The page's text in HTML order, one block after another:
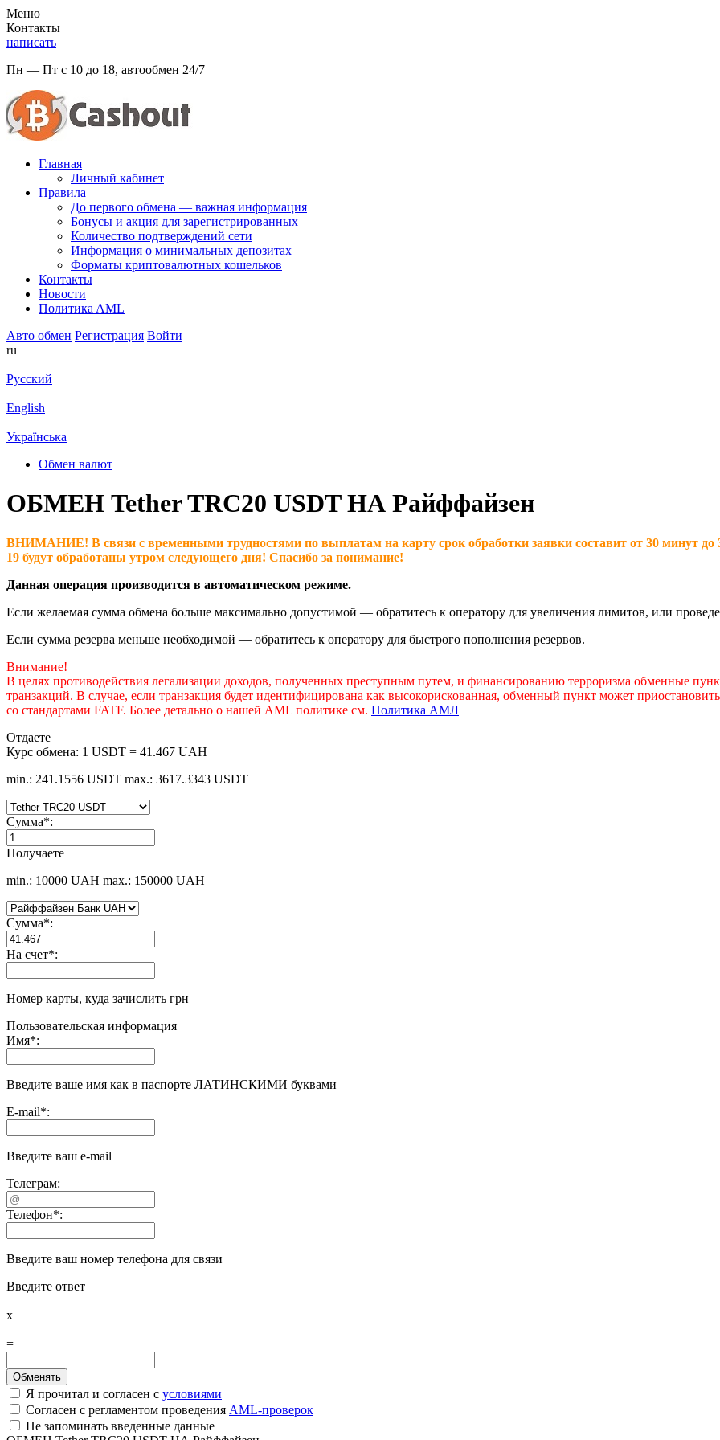
Меню
Контакты
написать
Пн — Пт с 10 до 18, автообмен 24/7
Главная
Личный кабинет
Правила
До первого обмена — важная информация
Бонусы и акция для зарегистрированных
Количество подтверждений сети
Информация о минимальных депозитах
Форматы криптовалютных кошельков
Контакты
Новости
Политикa AML
Авто обмен Регистрация Войти
ru
Русский
English
Українська
Обмен валют
ОБМЕН Tether TRC20 USDT НА Райффайзен
ВНИМАНИЕ! В связи с временными трудностями по выплатам на карту срок обработки заявки составит от 30 минут до 3
19 будут обработаны утром следующего дня! Спасибо за понимание!
Данная операция производится в автоматическом режиме.
Если желаемая сумма обмена больше максимально допустимой — обратитесь к оператору для увеличения лимитов, или
Если сумма резерва меньше необходимой — обратитесь к оператору для быстрого пополнения резервов.
Внимание!
В целях противодействия легализации доходов, полученных преступным путем, и финансированию терроризма обменные
транзакций. В случае, если транзакция будет идентифицирована как высокорискованная, обменный пункт может
со стандартами FATF. Более детально о нашей AML политике см. Политика АМЛ
Отдаете
Курс обмена: 1 USDT = 41.467 UAH
min.: 241.1556 USDT max.: 3617.3343 USDT
Сумма*:
Получаете
min.: 10000 UAH max.: 150000 UAH
Сумма*:
На счет*:
Номер карты, куда зачислить грн
Пользовательская информация
Имя*:
Введите ваше имя как в паспорте ЛАТИНСКИМИ буквами
E-mail*:
Введите ваш e-mail
Телеграм:
Телефон*:
Введите ваш номер телефона для связи
Введите ответ
x
=
Я прочитал и согласен с условиями
Согласен с регламентом проведения AML-проверок
Не запоминать введенные данные